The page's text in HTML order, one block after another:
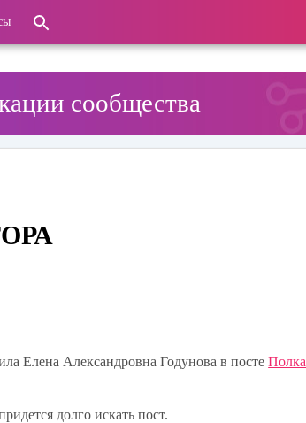
сообщества
Елена Александровна Годунова в постеПолка
долго искать пост.